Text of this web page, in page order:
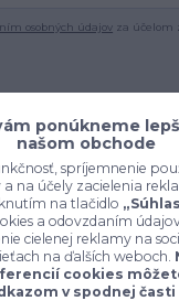
osobných údajov za účelom
ponúkneme
našom obchode
spríjemnenie
a na účely zacielenia
na tlačidlo
a odovzdaním
cielenej reklamy na
na ďalších weboch.
cookies
v spodnej